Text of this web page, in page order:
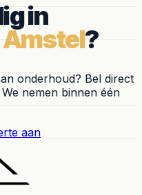
in
Amstel?
onderhoud? Bel direct
nemen binnen één
aan